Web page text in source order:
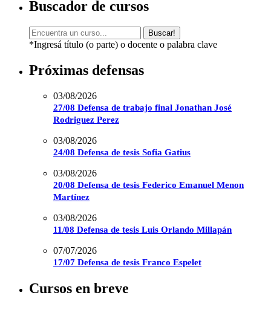
Buscador de cursos
Buscar!
*Ingresá título (o parte) o docente o palabra clave
Próximas defensas
03/08/2026
27/08 Defensa de trabajo final Jonathan José
Rodriguez Perez
03/08/2026
24/08 Defensa de tesis Sofia Gatius
03/08/2026
20/08 Defensa de tesis Federico Emanuel Menon
Martínez
03/08/2026
11/08 Defensa de tesis Luis Orlando Millapán
07/07/2026
17/07 Defensa de tesis Franco Espelet
Cursos en breve